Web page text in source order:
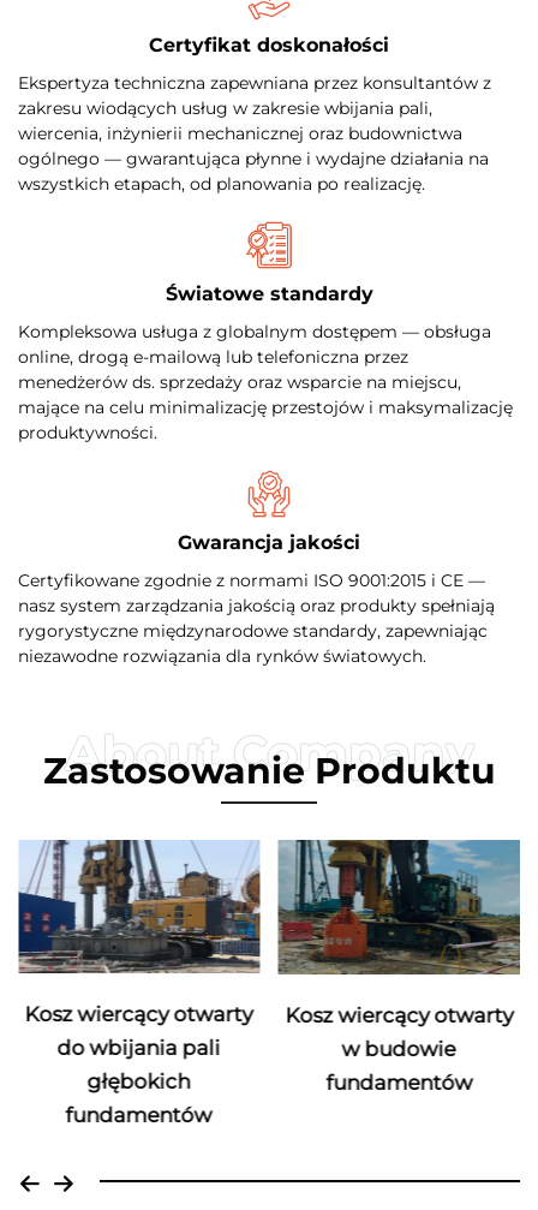
Certyfikat doskonałości
Ekspertyza techniczna zapewniana przez konsultantów z
zakresu wiodących usług w zakresie wbijania pali,
wiercenia, inżynierii mechanicznej oraz budownictwa
ogólnego — gwarantująca płynne i wydajne działania na
wszystkich etapach, od planowania po realizację.
Światowe standardy
Kompleksowa usługa z globalnym dostępem — obsługa
online, drogą e-mailową lub telefoniczna przez
menedżerów ds. sprzedaży oraz wsparcie na miejscu,
mające na celu minimalizację przestojów i maksymalizację
produktywności.
Gwarancja jakości
Certyfikowane zgodnie z normami ISO 9001:2015 i CE —
nasz system zarządzania jakością oraz produkty spełniają
rygorystyczne międzynarodowe standardy, zapewniając
niezawodne rozwiązania dla rynków światowych.
Zastosowanie Produktu
Kosz wiercący otwarty
do wbijania pali
głębokich
fundamentów
Kosz wiercący otwarty
w budowie
fundamentów